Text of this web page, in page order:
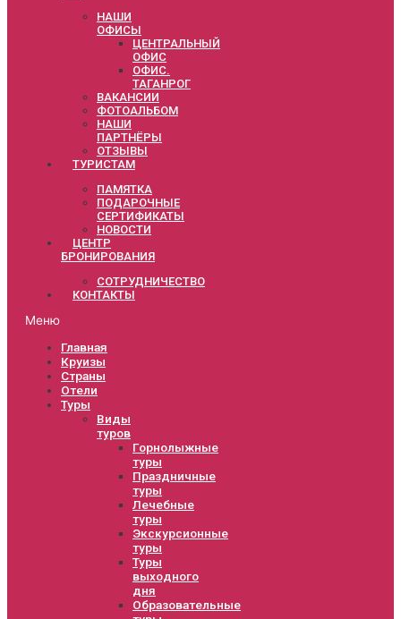
НАШИ
ОФИСЫ
ЦЕНТРАЛЬНЫЙ
ОФИС
ОФИС.
ТАГАНРОГ
ВАКАНСИИ
ФОТОАЛЬБОМ
НАШИ
ПАРТНЁРЫ
ОТЗЫВЫ
ТУРИСТАМ
ПАМЯТКА
ПОДАРОЧНЫЕ
СЕРТИФИКАТЫ
НОВОСТИ
ЦЕНТР
БРОНИРОВАНИЯ
СОТРУДНИЧЕСТВО
КОНТАКТЫ
Меню
Главная
Круизы
Страны
Отели
Туры
Виды
туров
Горнолыжные
туры
Праздничные
туры
Лечебные
туры
Экскурсионные
туры
Туры
выходного
дня
Образовательные